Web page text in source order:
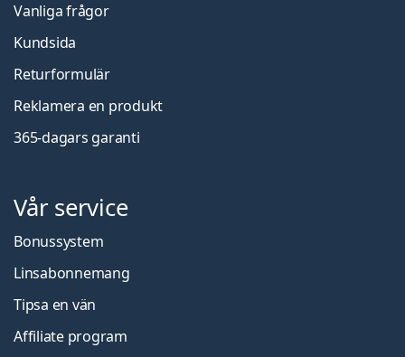
Vanliga frågor
Kundsida
Returformulär
Reklamera en produkt
365-dagars garanti
Vår service
Bonussystem
Linsabonnemang
Tipsa en vän
Affiliate program